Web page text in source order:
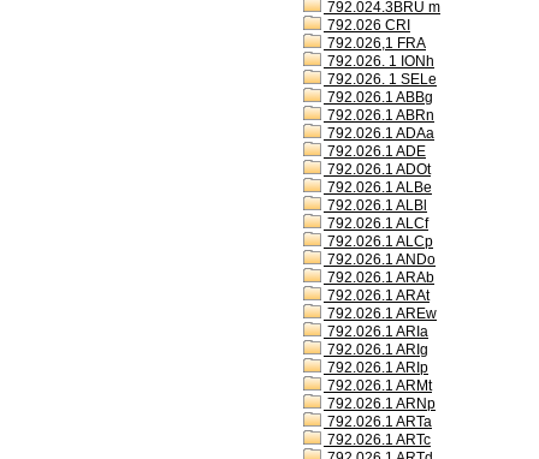
792.024.3BRU m
792.026 CRI
792.026,1 FRA
792.026. 1 IONh
792.026. 1 SELe
792.026.1 ABBg
792.026.1 ABRn
792.026.1 ADAa
792.026.1 ADE
792.026.1 ADOt
792.026.1 ALBe
792.026.1 ALBl
792.026.1 ALCf
792.026.1 ALCp
792.026.1 ANDo
792.026.1 ARAb
792.026.1 ARAt
792.026.1 AREw
792.026.1 ARIa
792.026.1 ARIg
792.026.1 ARIp
792.026.1 ARMt
792.026.1 ARNp
792.026.1 ARTa
792.026.1 ARTc